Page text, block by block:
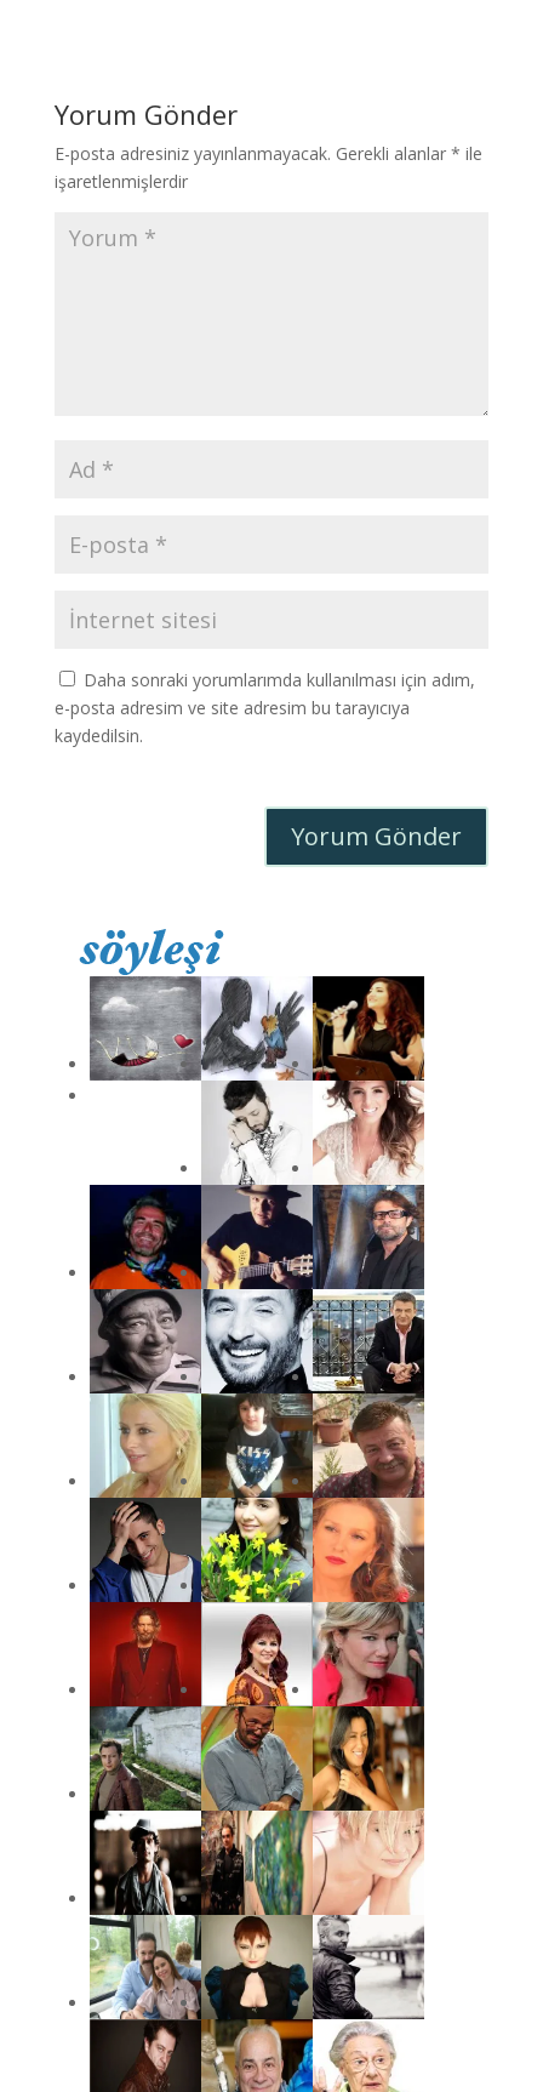
Yorum Gönder
E-posta adresiniz yayınlanmayacak. Gerekli alanlar * ile
işaretlenmişlerdir
Daha sonraki yorumlarımda kullanılması için adım,
e-posta adresim ve site adresim bu tarayıcıya
kaydedilsin.